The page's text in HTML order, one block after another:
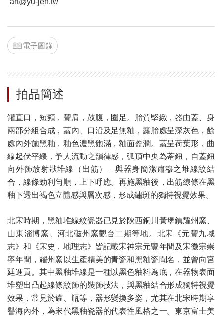
art@yu-jen.tw
電子圖錄
拍品簡述
罐直口，短頸，豐肩，鼓腹，圈足。胎質堅緻，器由蓋、身
兩部分組合成，蓋內、口沿及足無釉，露胎處呈深灰色，餘
處內外施黑釉，釉色濃黑飽滿，釉面盈潤。蓋呈荷葉形，曲
線起伏平緩，予人流動之韻律感，弧頂中央為蒂鈕，自蓋鈕
向外飾放射狀堆線（出筋），與器身簡潔肅穆之堆線紋結
合，線條勁利勻順，上下呼應。再施黑釉後，出筋線條在黑
釉下透出褐色立體感與層次感，形成鏽斑的獨特視覺效果。
北宋時期，黑釉堆線紋瓷器已見於陝西銅川黃堡鎮耀州窯、
山東淄博窯、河北磁州窯觀台二期等地。北宋《元豐九域
志》和《宋史．地理志》皆記載宋神宗元豐年間及宋徽宗崇
寧年間，耀州窯以生產精美的青瓷和黑釉瓷聞名，並曾向宮
廷進貢。其中黑釉堆線是一種以黑色釉料為底，在器物表面
堆塑出凸起線條紋飾的裝飾技法，與黑釉結合形成獨特視覺
效果，常見於罐、瓶等，器形變換多姿，尤其在北宋時期享
譽海內外，為宋代黑釉瓷器的代表性風格之一。東京富士美